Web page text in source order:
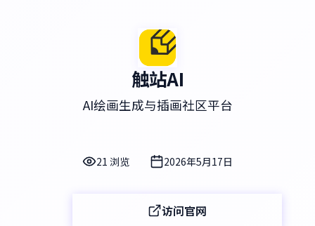
触站AI
AI绘画生成与插画社区平台
21 浏览 2026年5月17日
访问官网